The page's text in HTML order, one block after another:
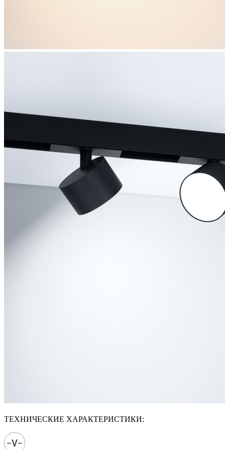
ТЕХНИЧЕСКИЕ ХАРАКТЕРИСТИКИ: